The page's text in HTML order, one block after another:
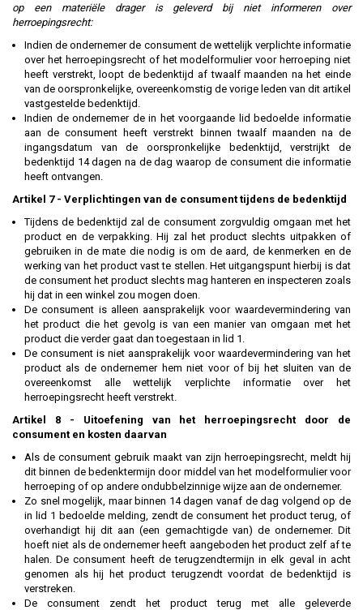
op een materiële drager is geleverd bij niet informeren over
herroepingsrecht:
Indien de ondernemer de consument de wettelijk verplichte informatie
over het herroepingsrecht of het modelformulier voor herroeping niet
heeft verstrekt, loopt de bedenktijd af twaalf maanden na het einde
van de oorspronkelijke, overeenkomstig de vorige leden van dit artikel
vastgestelde bedenktijd.
Indien de ondernemer de in het voorgaande lid bedoelde informatie
aan de consument heeft verstrekt binnen twaalf maanden na de
ingangsdatum van de oorspronkelijke bedenktijd, verstrijkt de
bedenktijd 14 dagen na de dag waarop de consument die informatie
heeft ontvangen.
Artikel 7 - Verplichtingen van de consument tijdens de bedenktijd
Tijdens de bedenktijd zal de consument zorgvuldig omgaan met het
product en de verpakking. Hij zal het product slechts uitpakken of
gebruiken in de mate die nodig is om de aard, de kenmerken en de
werking van het product vast te stellen. Het uitgangspunt hierbij is dat
de consument het product slechts mag hanteren en inspecteren zoals
hij dat in een winkel zou mogen doen.
De consument is alleen aansprakelijk voor waardevermindering van
het product die het gevolg is van een manier van omgaan met het
product die verder gaat dan toegestaan in lid 1.
De consument is niet aansprakelijk voor waardevermindering van het
product als de ondernemer hem niet voor of bij het sluiten van de
overeenkomst alle wettelijk verplichte informatie over het
herroepingsrecht heeft verstrekt.
Artikel 8 - Uitoefening van het herroepingsrecht door de
consument en kosten daarvan
Als de consument gebruik maakt van zijn herroepingsrecht, meldt hij
dit binnen de bedenktermijn door middel van het modelformulier voor
herroeping of op andere ondubbelzinnige wijze aan de ondernemer.
Zo snel mogelijk, maar binnen 14 dagen vanaf de dag volgend op de
in lid 1 bedoelde melding, zendt de consument het product terug, of
overhandigt hij dit aan (een gemachtigde van) de ondernemer. Dit
hoeft niet als de ondernemer heeft aangeboden het product zelf af te
halen. De consument heeft de terugzendtermijn in elk geval in acht
genomen als hij het product terugzendt voordat de bedenktijd is
verstreken.
De consument zendt het product terug met alle geleverde